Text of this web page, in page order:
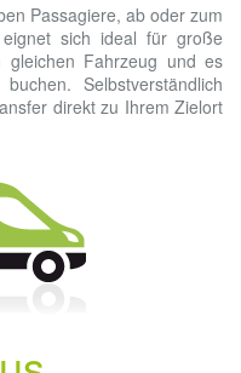
Passagiere, ab oder zum
sich ideal für große
gleichen Fahrzeug und es
Selbstverständlich
direkt zu Ihrem Zielort